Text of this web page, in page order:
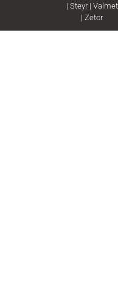
| Steyr| Valmet
|Zetor